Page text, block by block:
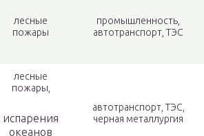
лесные
пожары
промышленность,
автотранспорт, ТЭС
лесные
пожары,
испарения
океанов
автотранспорт, ТЭС,
черная металлургия